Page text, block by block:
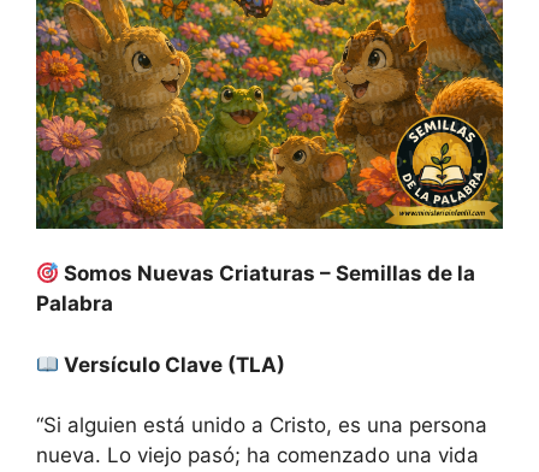
Somos Nuevas Criaturas – Semillas de la
Palabra
Versículo Clave (TLA)
“Si alguien está unido a Cristo, es una persona
nueva. Lo viejo pasó; ha comenzado una vida